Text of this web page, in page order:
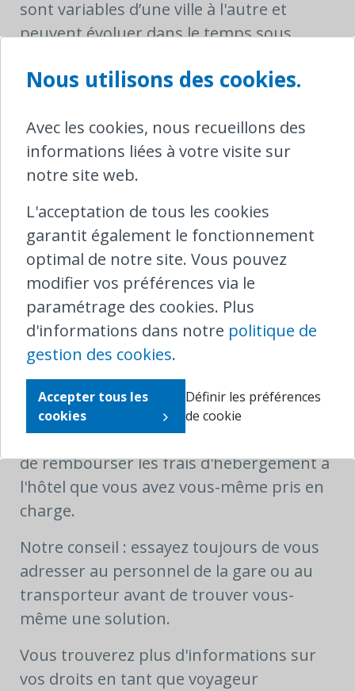
sont variables d’une ville à l'autre et
peuvent évoluer dans le temps sous
exemple, l'inflation).
Dans le dossier ci-dessus, nous avons
suivi l'argumentation du client selon
laquelle les frais d'hôtel qu'il a payés sont
d'hôtel à la dernière minute pour 170
euros (150 GBP) à proximité de la gare de
Londres St. Pancras est pratiquement
impossible. Les clients auraient d'ailleurs
tout aussi bien pu réserver deux
chambres séparées.
L'annulation, le retard ou la
correspondance manquée sont-ils dus à
un cas de force majeure ? Dans ce cas, la
compagnie de transport n'est pas tenue
de rembourser les frais d'hébergement à
l'hôtel que vous avez vous-même pris en
charge.
Notre conseil : essayez toujours de vous
adresser au personnel de la gare ou au
transporteur avant de trouver vous-
même une solution.
Vous trouverez plus d'informations sur
vos droits en tant que voyageur
Nous utilisons des cookies.
Avec les cookies, nous recueillons des
informations liées à votre visite sur
notre site web.
L'acceptation de tous les cookies
garantit également le fonctionnement
optimal de notre site. Vous pouvez
modifier vos préférences via le
paramétrage des cookies. Plus
d'informations dans notre politique de
gestion des cookies.
Accepter tous les
cookies
Définir les préférences
de cookie